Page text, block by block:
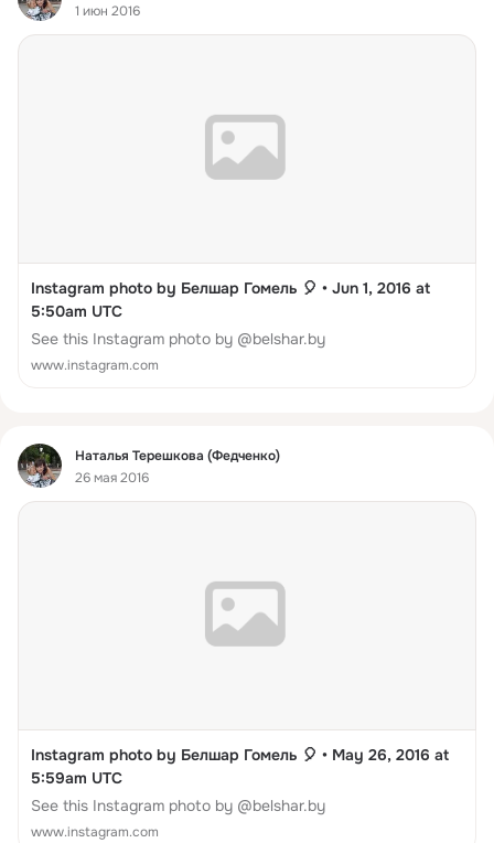
1 июн 2016
Instagram photo by Белшар Гомель 🎈 • Jun 1, 2016 at
5:50am UTC
See this Instagram photo by @belshar.by
www.instagram.com
Фид
Наталья Терешкова (Федченко)
26 мая 2016
Instagram photo by Белшар Гомель 🎈 • May 26, 2016 at
5:59am UTC
See this Instagram photo by @belshar.by
www.instagram.com